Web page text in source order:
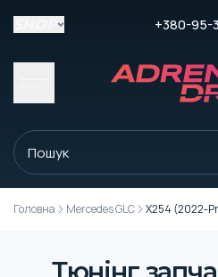
+380-95-
Головна Mercedes GLC X254 (2022-